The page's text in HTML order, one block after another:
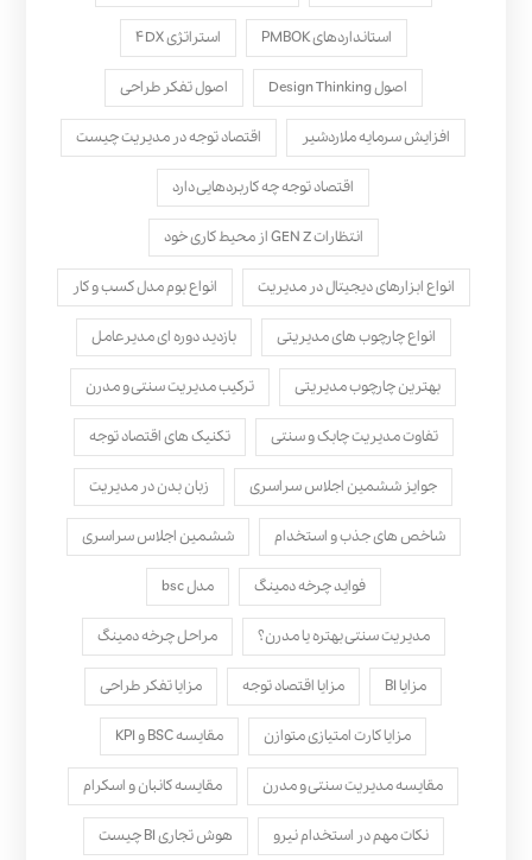
استانداردهای PMBOK استراتژی ۴DX
اصول Design Thinking اصول تفکر طراحی
افزایش سرمایه ملاردشیر اقتصاد توجه در مدیریت چیست
اقتصاد توجه چه کاربردهایی دارد
انتظارات GEN Z از محیط کاری خود
انواع ابزارهای دیجیتال در مدیریت انواع بوم مدل کسب‌ و کار
انواع چارچوب های مدیریتی بازدید دوره ای مدیرعامل
بهترین چارچوب مدیریتی ترکیب مدیریت سنتی و مدرن
تفاوت مدیریت چابک و سنتی تکنیک های اقتصاد توجه
جوایز ششمین اجلاس سراسری زبان بدن در مدیریت
شاخص های جذب و استخدام ششمین اجلاس سراسری
فواید چرخه دمینگ مدل bsc
مدیریت سنتی بهتره یا مدرن؟ مراحل چرخه دمینگ
مزایا BI مزایا اقتصاد توجه مزایا تفکر طراحی
مزایا کارت امتیازی متوازن مقایسه BSC و KPI
مقایسه مدیریت سنتی و مدرن مقایسه کانبان و اسکرام
نکات مهم در استخدام نیرو هوش تجاری BI چیست